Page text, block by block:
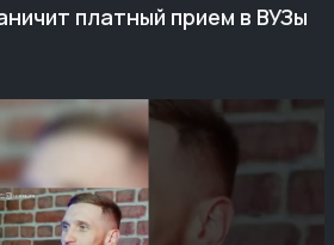
платный прием в ВУЗы